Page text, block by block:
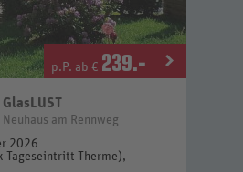
p.P. ab € 239.-
am Rennweg
2026
Tageseintritt Therme),